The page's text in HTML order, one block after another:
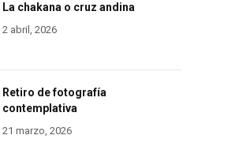
La chakana o cruz andina
2 abril, 2026
Retiro de fotografía
contemplativa
21 marzo, 2026